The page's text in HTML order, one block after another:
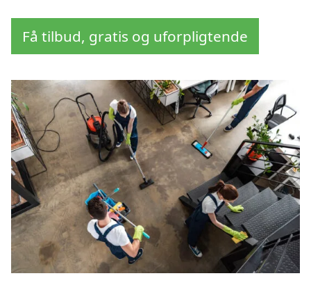
Få tilbud, gratis og uforpligtende